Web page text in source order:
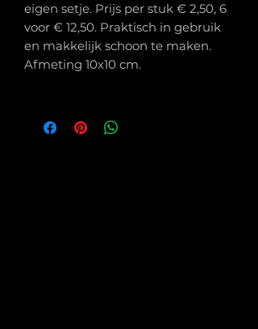
eigen setje. Prijs per stuk € 2,50, 6
voor € 12,50. Praktisch in gebruik
en makkelijk schoon te maken.
Afmeting 10x10 cm.